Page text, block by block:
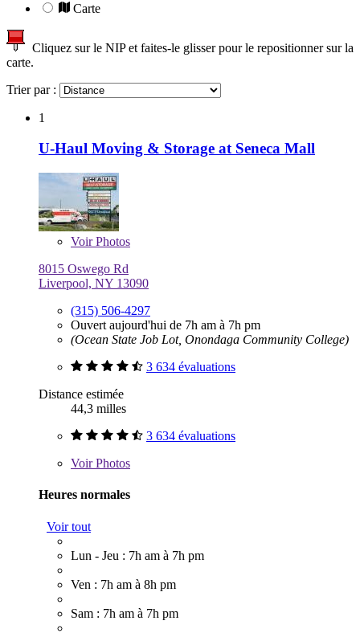
Carte
Cliquez sur le NIP et faites-le glisser pour le repositionner sur la
carte.
Trier par :
1
U-Haul Moving & Storage at Seneca Mall
VoirPhotos
8015 Oswego Rd
Liverpool, NY 13090
(315) 506-4297
Ouvert aujourd'hui de 7h am à 7h pm
(Ocean State Job Lot, Onondaga Community College)
3 634 évaluations
Distance estimée
44,3 milles
3 634 évaluations
VoirPhotos
Heures normales
Voir tout
Lun - Jeu : 7h am à 7h pm
Ven : 7h am à 8h pm
Sam : 7h am à 7h pm